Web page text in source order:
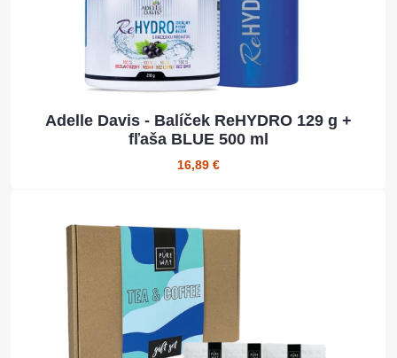
Adelle Davis - Balíček ReHYDRO 129 g +
fľaša BLUE 500 ml
16,89 €